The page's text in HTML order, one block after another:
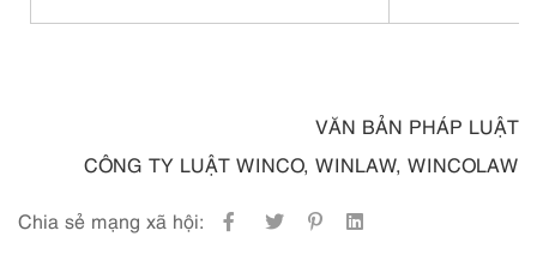
VĂN BẢN PHÁP LUẬT
CÔNG TY LUẬT WINCO, WINLAW, WINCOLAW
Chia sẻ mạng xã hội: